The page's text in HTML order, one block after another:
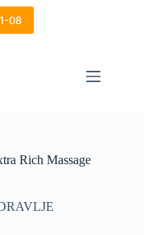
08
Rich Massage